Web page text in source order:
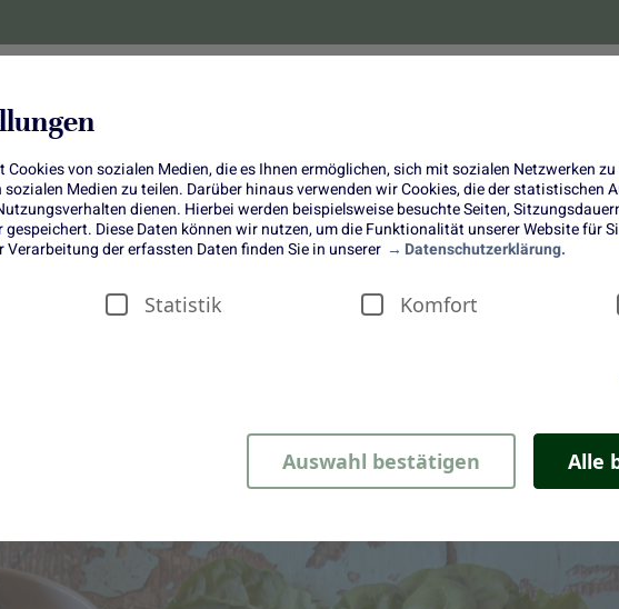
Cookies von sozialen Medien, die es Ihnen ermöglichen, sich mit sozialen Netzwerken
sozialen Medien zu teilen. Darüber hinaus verwenden wir Cookies, die der statistischen
dienen. Hierbei werden beispielsweise besuchte Seiten,
Diese Daten können wir nutzen, um die Funktionalität unserer Website für
der erfassten Daten finden Sie in unserer
Datenschutzerklärung.
Statistik Komfort
Auswahl bestätigen Alle
Gnocchi-Pfanne mit Mangold